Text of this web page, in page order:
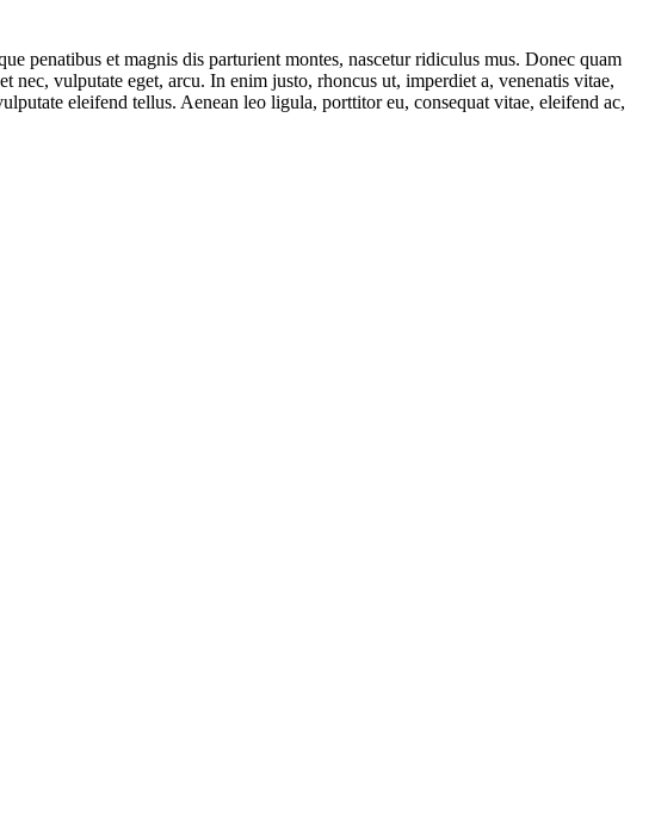
penatibus et magnis dis parturient montes, nascetur ridiculus mus. Donec quam
vulputate eget, arcu. In enim justo, rhoncus ut, imperdiet a, venenatis vitae,
eleifend tellus. Aenean leo ligula, porttitor eu, consequat vitae, eleifend ac,